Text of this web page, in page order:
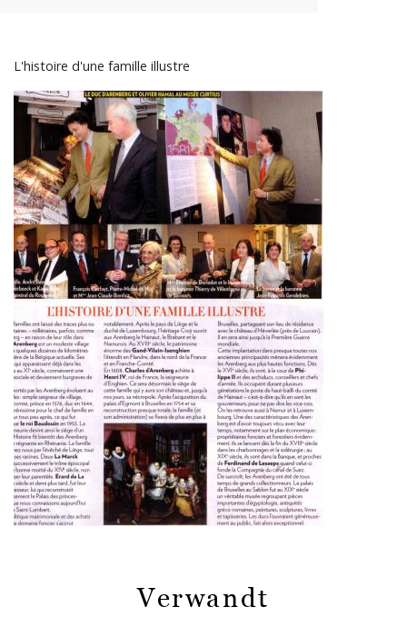
L'histoire d'une famille illustre
Bild
Verwandt